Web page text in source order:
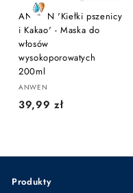
ANWEN 'Kiełki pszenicy
i Kakao' - Maska do
włosów
wysokoporowatych
200ml
ANWEN
39,99 zł3
9
Produkty